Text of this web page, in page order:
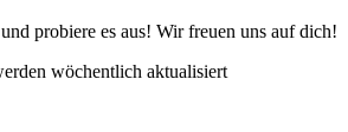
probiere es aus! Wir freuen uns auf dich!
wöchentlich aktualisiert